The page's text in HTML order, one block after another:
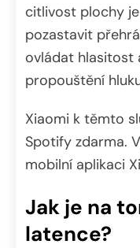
citlivost plochy
pozastavit
ovládat hlasitost
propouštění
Xiaomi k těmto
Spotify zdarma.
mobilní aplikaci
Jak je na
latence?